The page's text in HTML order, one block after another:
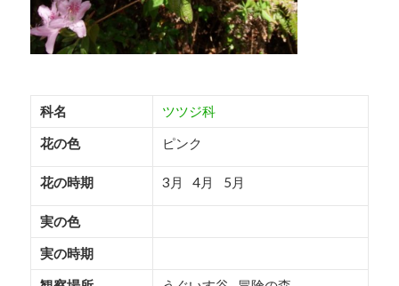
科名
ツツジ科
花の色
ピンク
花の時期 3月 4月 5月
実の色
実の時期